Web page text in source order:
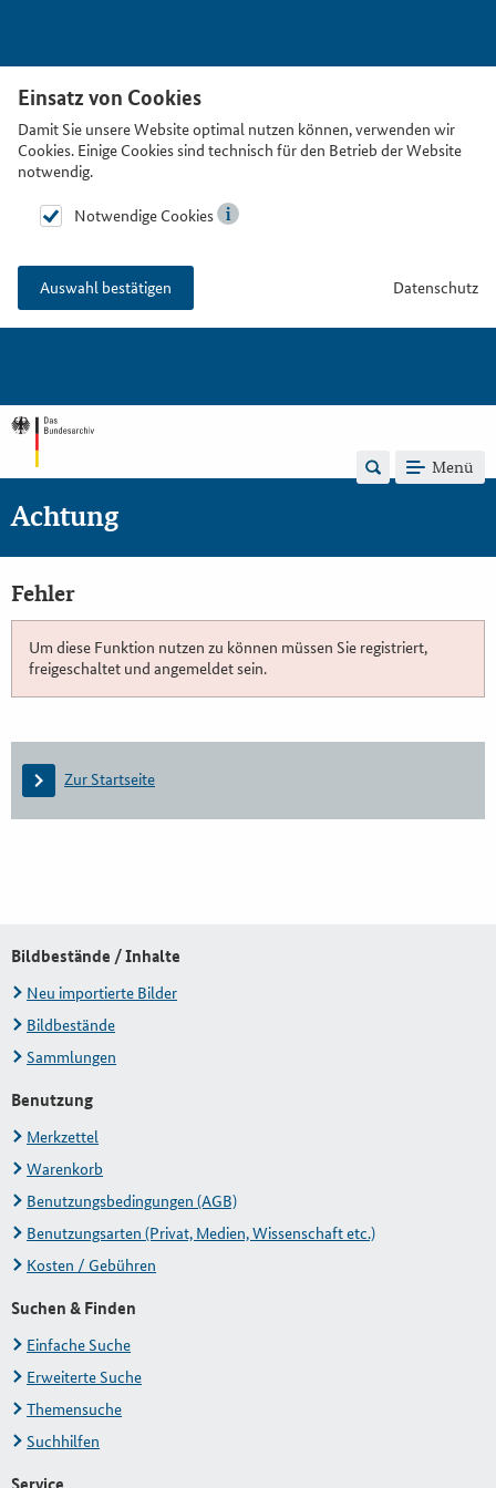
Einsatz von Cookies
Damit Sie unsere Website optimal nutzen können, verwenden wir
Cookies. Einige Cookies sind technisch für den Betrieb der Website
notwendig.
Notwendige Cookies
Auswahl bestätigen Datenschutz
Menü
Achtung
Fehler
Um diese Funktion nutzen zu können müssen Sie registriert,
freigeschaltet und angemeldet sein.
Zur Startseite
Bildbestände / Inhalte
Neu importierte Bilder
Bildbestände
Sammlungen
Benutzung
Merkzettel
Warenkorb
Benutzungsbedingungen (AGB)
Benutzungsarten (Privat, Medien, Wissenschaft etc.)
Kosten / Gebühren
Suchen & Finden
Einfache Suche
Erweiterte Suche
Themensuche
Suchhilfen